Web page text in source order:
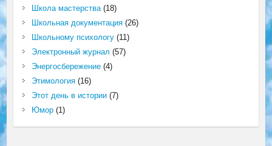
Школа мастерства(18)
Школьная документация(26)
Школьному психологу(11)
Электронный журнал (57)
Энергосбережение(4)
Этимология(16)
Этот день в истории(7)
Юмор(1)